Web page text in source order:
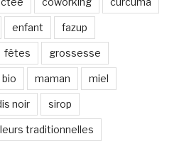
enfant fazup
fêtes grossesse
maman miel
noir sirop
traditionnelles